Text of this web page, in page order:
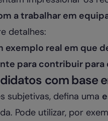
a trabalhar em
detalhes:
exemplo real em que
para contribuir para
com base
subjetivas, defina uma
Pode utilizar, por